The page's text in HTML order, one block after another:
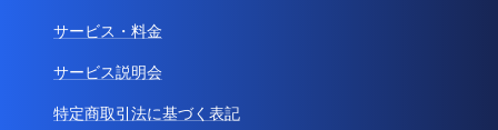
サービス・料金
サービス説明会
特定商取引法に基づく表記